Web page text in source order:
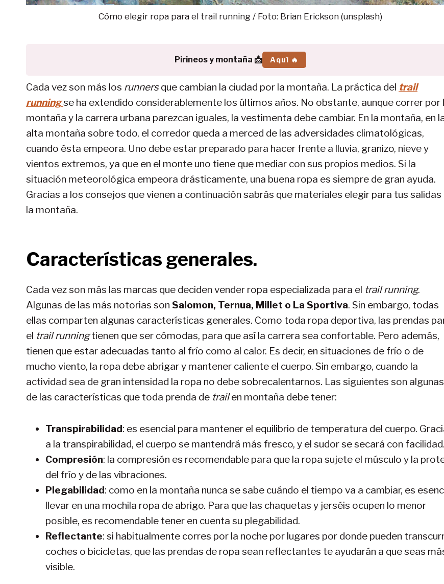
Cómo elegir ropa para el trail running / Foto: Brian Erickson (unsplash)
Pirineos y montaña 📩 Aquí 🔥
Cada vez son más los runnersque cambian la ciudad por la montaña. La práctica del trail
runningse ha extendido considerablemente los últimos años. No obstante, aunque correr por
montaña y la carrera urbana parezcan iguales, la vestimenta debe cambiar. En la montaña, en
alta montaña sobre todo, el corredor queda a merced de las adversidades climatológicas,
cuando ésta empeora. Uno debe estar preparado para hacer frente a lluvia, granizo, nieve y
vientos extremos, ya que en el monte uno tiene que mediar con sus propios medios. Si la
situación meteorológica empeora drásticamente, una buena ropa es siempre de gran ayuda.
Gracias a los consejos que vienen a continuación sabrás que materiales elegir para tus salidas
la montaña.
Características generales.
Cada vez son más las marcas que deciden vender ropa especializada para el trail running.
Algunas de las más notorias son Salomon, Ternua, Millet o La Sportiva. Sin embargo, todas
ellas comparten algunas características generales. Como toda ropa deportiva, las prendas
el trail runningtienen que ser cómodas, para que así la carrera sea confortable. Pero además,
tienen que estar adecuadas tanto al frío como al calor. Es decir, en situaciones de frío o de
mucho viento, la ropa debe abrigar y mantener caliente el cuerpo. Sin embargo, cuando la
actividad sea de gran intensidad la ropa no debe sobrecalentarnos. Las siguientes son algunas
de las características que toda prenda de trailen montaña debe tener:
Transpirabilidad: es esencial para mantener el equilibrio de temperatura del cuerpo.
a la transpirabilidad, el cuerpo se mantendrá más fresco, y el sudor se secará con facilidad.
Compresión: la compresión es recomendable para que la ropa sujete el músculo y la
del frío y de las vibraciones.
Plegabilidad: como en la montaña nunca se sabe cuándo el tiempo va a cambiar, es
llevar en una mochila ropa de abrigo. Para que las chaquetas y jerséis ocupen lo menor
posible, es recomendable tener en cuenta su plegabilidad.
Reflectante: si habitualmente corres por la noche por lugares por donde pueden
coches o bicicletas, que las prendas de ropa sean reflectantes te ayudarán a que seas
visible.